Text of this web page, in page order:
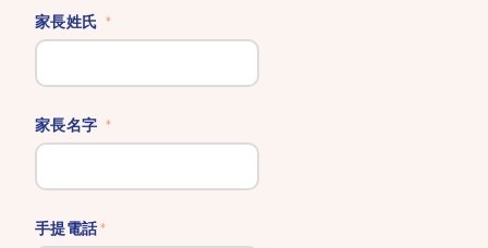
家長姓氏
家長名字
手提電話